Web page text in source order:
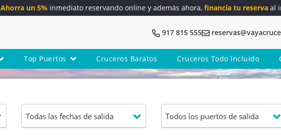
Ahorra un 5% inmediato reservando online y además ahora, financia tu reserva al
917 815 555
Top Puertos Cruceros Baratos Cruceros Todo Incluido